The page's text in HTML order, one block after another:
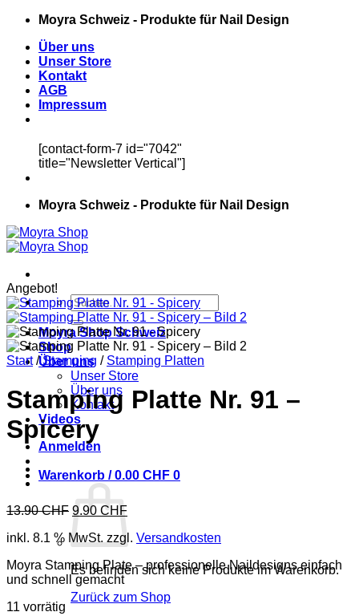
Zum
springen
Moyra Schweiz - Produkte für Nail Design
Über uns
Unser Store
Kontakt
AGB
Impressum
[contact-form-7 id="7042"
title="Newsletter Vertical"]
Moyra Schweiz - Produkte für Nail Design
Suchen
nach:
Moyra Shop Schweiz
Shop
Über uns
Unser Store
Über uns
Kontakt
Videos
Anmelden
Warenkorb /0.00 CHF 0
Es befinden sich keine Produkte im Warenkorb.
Zurück zum Shop
Angebot!
Start / Stamping / Stamping Platten
Stamping Platte Nr. 91 –
Spicery
13.90CHF Ursprünglicher
war:
9.90 CHFAktueller
ist:
inkl. 8.1 % MwSt. zzgl. Versandkosten
Moyra Stamping Plate – professionelle Naildesigns einfach
und schnell gemacht
11 vorrätig